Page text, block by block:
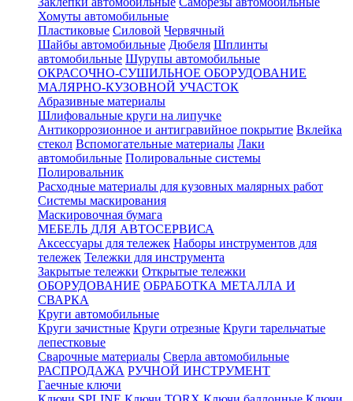
Хомуты автомобильные
Пластиковые Силовой Червячный
Шайбы автомобильные Дюбеля Шплинты
автомобильные Шурупы автомобильные
ОКРАСОЧНО-СУШИЛЬНОЕ ОБОРУДОВАНИЕ
МАЛЯРНО-КУЗОВНОЙ УЧАСТОК
Абразивные материалы
Шлифовальные круги на липучке
Антикоррозионное и антигравийное покрытие Вклейка
стекол Вспомогательные материалы Лаки
автомобильные Полировальные системы
Полировальник
Расходные материалы для кузовных малярных работ
Системы маскирования
Маскировочная бумага
МЕБЕЛЬ ДЛЯ АВТОСЕРВИСА
Аксессуары для тележек Наборы инструментов для
тележек Тележки для инструмента
Закрытые тележки Открытые тележки
ОБОРУДОВАНИЕ ОБРАБОТКА МЕТАЛЛА И
СВАРКА
Круги автомобильные
Круги зачистные Круги отрезные Круги тарельчатые
лепестковые
Сварочные материалы Сверла автомобильные
РАСПРОДАЖА РУЧНОЙ ИНСТРУМЕНТ
Гаечные ключи